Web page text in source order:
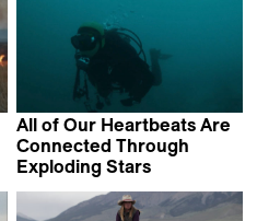
All of Our Heartbeats Are
Connected Through
Exploding Stars